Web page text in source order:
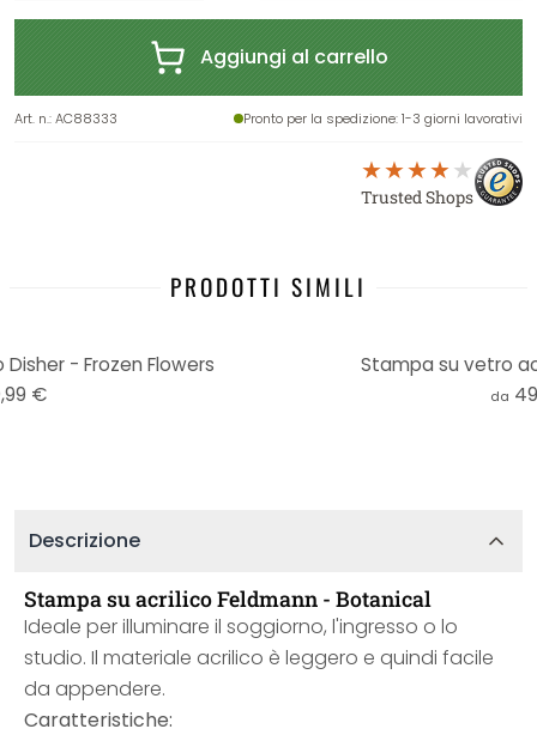
Aggiungi al carrello
Art. n.:AC88333 Pronto per la spedizione: 1-3 giorni lavorativi
Trusted Shops
PRODOTTI SIMILI
- Frozen Flowers
€
Stampa su vetro
da
Descrizione
Stampa su acrilico Feldmann - Botanical
Ideale per illuminare il soggiorno, l'ingresso o lo
studio. Il materiale acrilico è leggero e quindi facile
da appendere.
Caratteristiche: